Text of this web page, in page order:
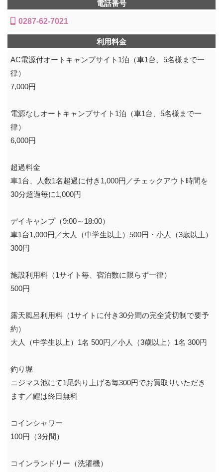
電話番号
0287-62-7021
利用料金
AC電源付オートキャンプサイト1泊（車1台、5名様まで一
律）
7,000円
電源なしオートキャンプサイト1泊（車1台、5名様まで一
律）
6,000円
超過料金
車1台、人数1名超過に付き1,000円／チェックアウト時間を
30分超過毎に1,000円
デイキャンプ（9:00～18:00）
車1台1,000円／大人（中学生以上）500円・小人（3歳以上）
300円
施設利用料（1サイト毎、宿泊数に限らず一律）
500円
露天風呂利用料（1サイトに付き30分間の完全貸切制で要予
約）
大人（中学生以上）1名 500円／小人（3歳以上）1名 300円
釣り堀
ニジマス池にて1尾釣り上げる毎300円でお買取りいただき
ます／鯉は終日無料
コインシャワー
100円（3分間）
コインランドリー（洗濯機）